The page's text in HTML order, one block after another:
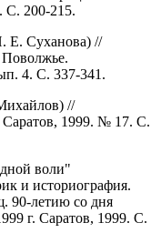
С. 200-215.
Е. Суханова) //
Поволжье.
4. С. 337-341.
//
Саратов, 1999. № 17. С.
воли"
и историография.
90-летию со дня
г. Саратов, 1999. С.